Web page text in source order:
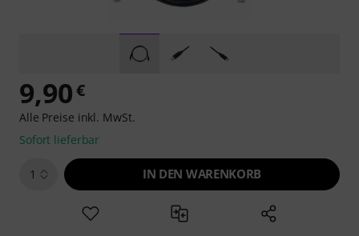
9,90€
Alle Preise inkl. MwSt.
Sofort lieferbar
1 IN DEN WARENKORB